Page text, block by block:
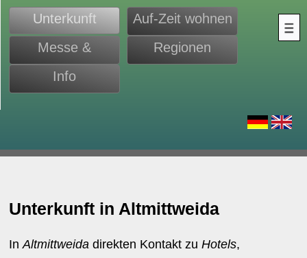
Unterkunft
Auf-Zeit wohnen
Messe &
Monteure
Regionen
Info
Unterkunft in Altmittweida
InAltmittweida direkten Kontakt zuHotels,